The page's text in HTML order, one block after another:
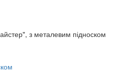
з металевим підноском